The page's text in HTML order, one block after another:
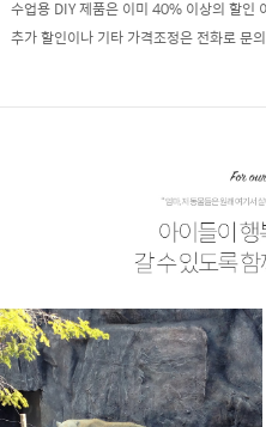
수업용 DIY 제품은 이미 40% 이상의 할인
추가 할인이나 기타 가격조정은 전화로